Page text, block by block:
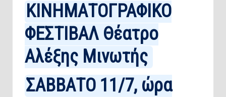
ΚΙΝΗΜΑΤΟΓΡΑΦΙΚΟ
ΦΕΣΤΙΒΑΛ Θέατρο
Αλέξης Μινωτής
ΣΑΒΒΑΤΟ 11/7, ώρα